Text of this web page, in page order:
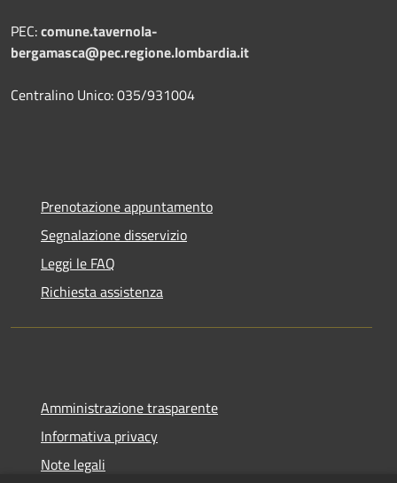
PEC:comune.tavernola-
bergamasca@pec.regione.lombardia.it
Centralino Unico: 035/931004
Prenotazione appuntamento
Segnalazione disservizio
Leggi le FAQ
Richiesta assistenza
Amministrazione trasparente
Informativa privacy
Note legali